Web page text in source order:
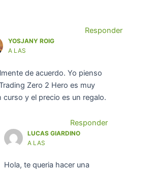
Responder
YOSJANY ROIG
A LAS
de acuerdo. Yo pienso
Zero 2 Hero es muy
curso y el precio es un regalo.
Responder
LUCAS GIARDINO
A LAS
Hola, te queria hacer una